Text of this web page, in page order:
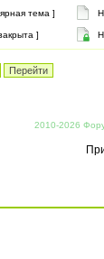
тема ]
]
2010-2026